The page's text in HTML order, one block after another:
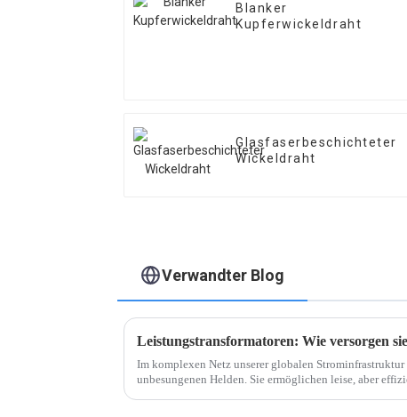
Blanker
Kupferwickeldraht
Glasfaserbeschichteter
Wickeldraht
Verwandter Blog
Leistungstransformatoren: Wie versorgen
Im komplexen Netz unserer globalen
unbesungenen Helden. Sie ermöglichen leise, aber